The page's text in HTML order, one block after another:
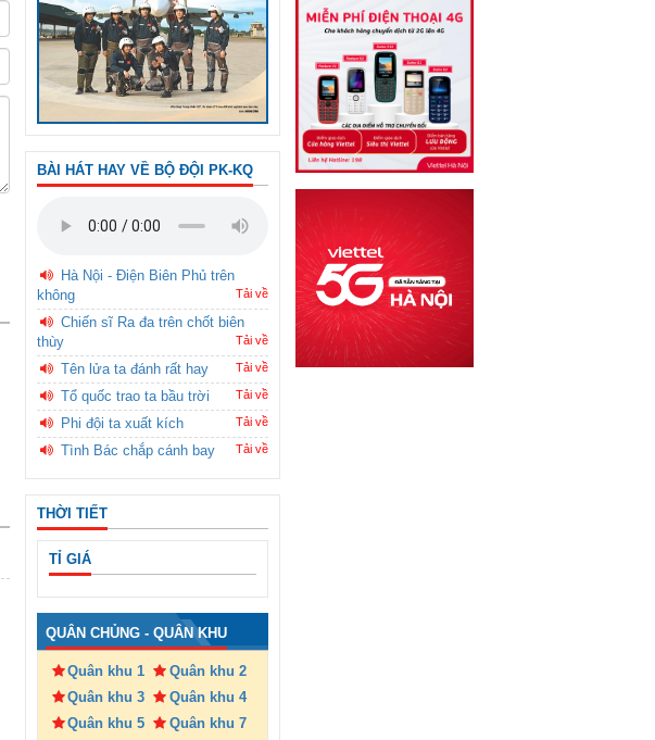
BÀI HÁT HAY VỀ BỘ ĐỘI PK-KQ
Hà Nội - Điện Biên Phủ trên
không
Tải về
Chiến sĩ Ra đa trên chốt biên
thùy
Tải về
Tên lửa ta đánh rất hay Tải về
Tổ quốc trao ta bầu trời Tải về
Phi đội ta xuất kích Tải về
Tình Bác chắp cánh bay Tải về
THỜI TIẾT
TỈ GIÁ
QUÂN CHỦNG - QUÂN KHU
Quân khu 1
Quân khu 2
Quân khu 3
Quân khu 4
Quân khu 5
Quân khu 7